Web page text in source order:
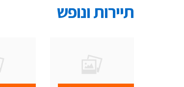
תיירות ונופש